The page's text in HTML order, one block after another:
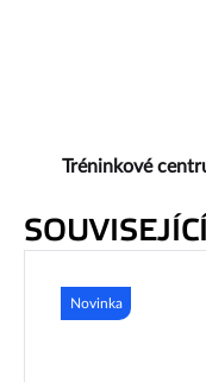
Tréninkové
Novinka